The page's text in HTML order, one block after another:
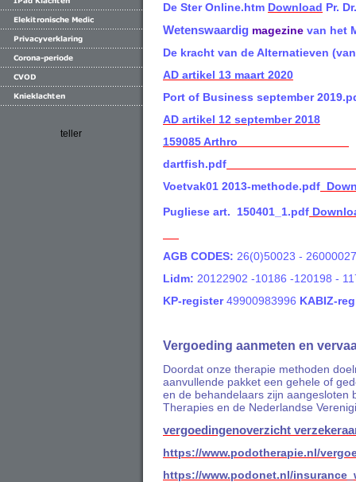
teller
De Ster Online.htm Download Pr.
Wetenswaardig magezine van het
De kracht van de Alternatieven
AD artikel 13 maart 2020
Port of Business september
AD artikel 12 september 2018
159085 Arthro
dartfish.pdf
Voetvak01 2013-methode.pdf
Pugliese art. 150401_1.pdf
AGB CODES: 26(0)50023 -
Lidm: 20122902 -10186 -120198 -
KP-register49900983996 KABIZ-
Vergoeding aanmeten en
Doordat onze therapie methoden
aanvullende pakket een gehele of
en de behandelaars zijn aangesloten
Therapies en de Nederlandse
vergoedingenoverzicht
https://www.podotherapie.nl/
https://www.podonet.nl/